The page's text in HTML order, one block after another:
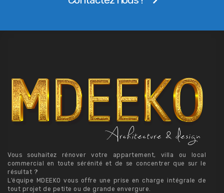
Vous souhaitez rénover votre appartement, villa ou local
commercial en toute sérénité et de se concentrer que sur le
résultat ?
L’équipe MDEEKO vous offre une prise en charge intégrale de
tout projet de petite ou de grande envergure.